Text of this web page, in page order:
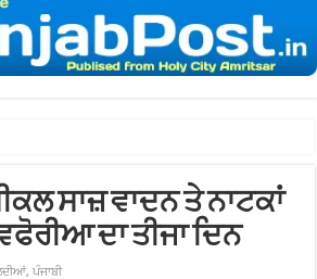
ਸਾਜ਼ ਵਾਦਨ ਤੇ ਨਾਟਕਾਂ
ਦਾ ਤੀਜਾ ਦਿਨ
,ਪੰਜਾਬੀ